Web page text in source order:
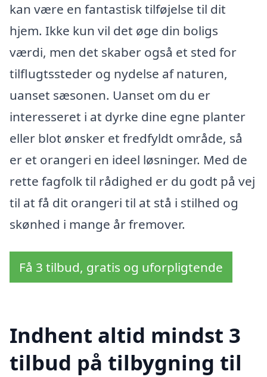
kan være en fantastisk tilføjelse til dit
hjem. Ikke kun vil det øge din boligs
værdi, men det skaber også et sted for
tilflugtssteder og nydelse af naturen,
uanset sæsonen. Uanset om du er
interesseret i at dyrke dine egne planter
eller blot ønsker et fredfyldt område, så
er et orangeri en ideel løsninger. Med de
rette fagfolk til rådighed er du godt på vej
til at få dit orangeri til at stå i stilhed og
skønhed i mange år fremover.
Få 3 tilbud, gratis og uforpligtende
Indhent altid mindst 3
tilbud på tilbygning til